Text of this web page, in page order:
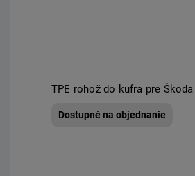
TPE rohož do kufra pre
Dostupné na objednanie